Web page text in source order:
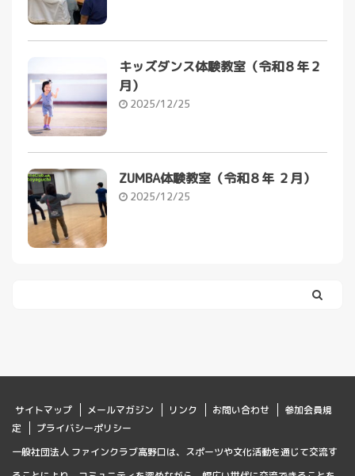
キッズダンス体験教室（令和８年２
月）
2025/12/25
ZUMBA体験教室（令和８年 ２月）
2025/12/25
サイトマップ メールマガジン リンク お問い合わせ
参加会員規
定
プライバシーポリシー
一般社団法人 ファインクラブ高野口は、スポーツや文化活動を通じて交流す